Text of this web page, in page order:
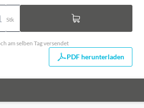
Stk
am selben Tag versendet
PDF herunterladen